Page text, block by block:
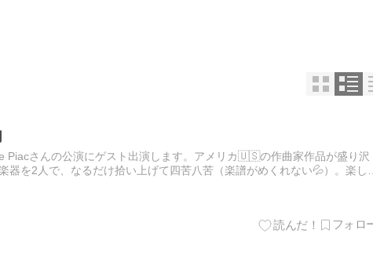
Piacさんの公演にゲスト出演します。アメリカ🇺🇸の作曲家作品が盛り沢
器を2人で、なるだけ拾い上げて四苦八苦（楽譜がめくれない💦）。楽しい